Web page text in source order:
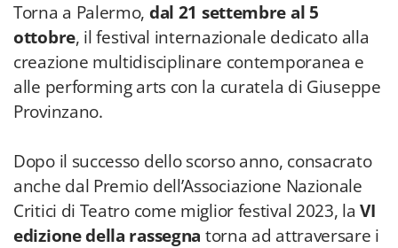
Torna a Palermo, dal 21 settembre al 5
ottobre, il festival internazionale dedicato alla
creazione multidisciplinare contemporanea e
alle performing arts con la curatela di Giuseppe
Provinzano.
Dopo il successo dello scorso anno, consacrato
anche dal Premio dell’Associazione Nazionale
Critici di Teatro come miglior festival 2023, laVI
edizione della rassegna torna ad attraversare i